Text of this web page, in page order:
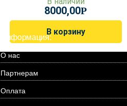
8000,00Р
В корзину
Информация:
О нас
Партнерам
Оплата